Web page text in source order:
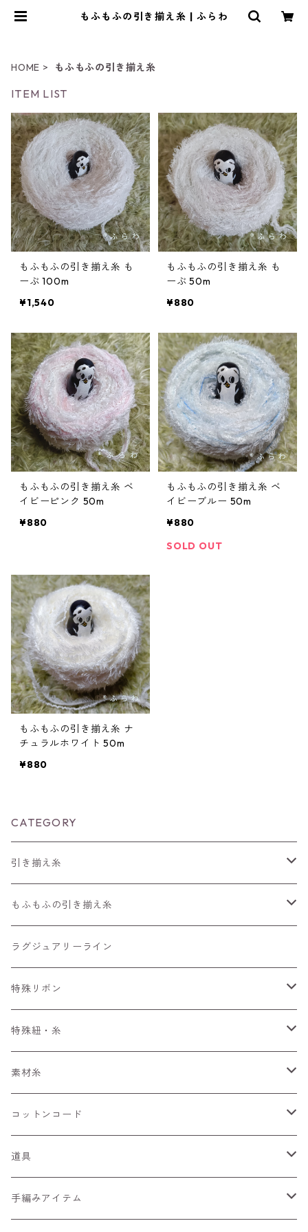
もふもふの引き揃え糸 | ふらわ
HOME もふもふの引き揃え糸
ITEM LIST
もふもふの引き揃え糸 も
ーぶ 100m
¥1,540
もふもふの引き揃え糸 も
ーぶ 50m
¥880
もふもふの引き揃え糸 ベ
イビーピンク 50m
¥880
もふもふの引き揃え糸 ベ
イビーブルー 50m
¥880
SOLD OUT
もふもふの引き揃え糸 ナ
チュラルホワイト 50m
¥880
CATEGORY
引き揃え糸
編みもの用の糸
長さ30～90m
長さ100m～300m
4m～
ぱすてる
えすにっく
くーる
15m～
33m～
アソート
もふもふの引き揃え糸
50m
100m
ラグジュアリーライン
特殊リボン
手染めリボンセット
くしゅくしゅリボン
フラワーリボン
特殊紐・糸
ワイヤーみたいな糸
素材糸
キラキラ
ひらひら
ぷあぷあ
コットンコード
細コード
道具
編針・網針
手編みアイテム